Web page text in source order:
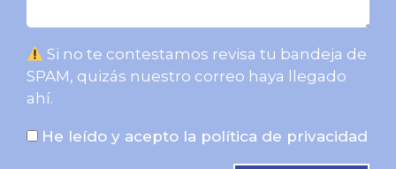
Si no te contestamos revisa tu bandeja de
SPAM, quizás nuestro correo haya llegado
ahí.
He leído y acepto la política de privacidad